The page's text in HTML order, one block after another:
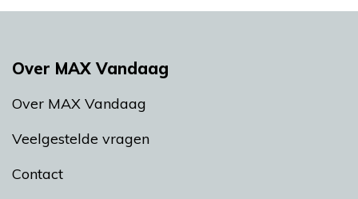
Over MAX Vandaag
Over MAX Vandaag
Veelgestelde vragen
Contact